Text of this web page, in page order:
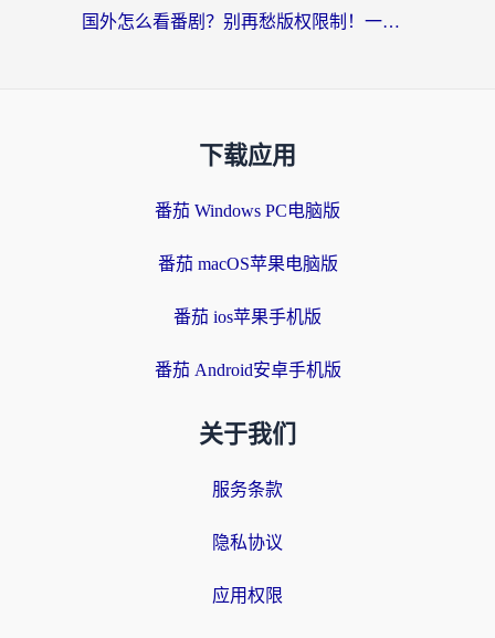
国外怎么看番剧？别再愁版权限制！一个工具解决所有回国追剧难题
下载应用
番茄 Windows PC电脑版
番茄 macOS苹果电脑版
番茄 ios苹果手机版
番茄 Android安卓手机版
关于我们
服务条款
隐私协议
应用权限